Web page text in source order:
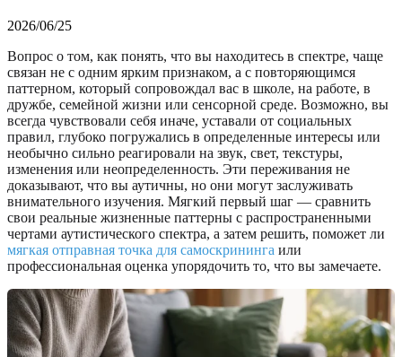
2026/06/25
Вопрос о том, как понять, что вы находитесь в спектре, чаще
связан не с одним ярким признаком, а с повторяющимся
паттерном, который сопровождал вас в школе, на работе, в
дружбе, семейной жизни или сенсорной среде. Возможно, вы
всегда чувствовали себя иначе, уставали от социальных
правил, глубоко погружались в определенные интересы или
необычно сильно реагировали на звук, свет, текстуры,
изменения или неопределенность. Эти переживания не
доказывают, что вы аутичны, но они могут заслуживать
внимательного изучения. Мягкий первый шаг — сравнить
свои реальные жизненные паттерны с распространенными
чертами аутистического спектра, а затем решить, поможет ли
мягкая отправная точка для самоскрининга или
профессиональная оценка упорядочить то, что вы замечаете.